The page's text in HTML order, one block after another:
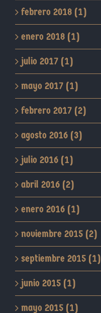
febrero 2018 (1)
enero 2018 (1)
julio 2017 (1)
mayo 2017 (1)
febrero 2017 (2)
agosto 2016 (3)
julio 2016 (1)
abril 2016 (2)
enero 2016 (1)
noviembre 2015 (2)
septiembre 2015 (1)
junio 2015 (1)
mayo 2015 (1)